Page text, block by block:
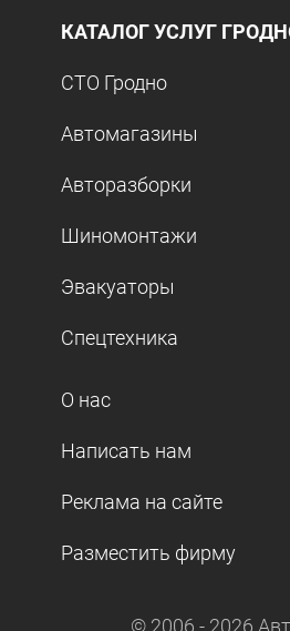
КАТАЛОГ УСЛУГ
СТО Гродно
Автомагазины
Авторазборки
Шиномонтажи
Эвакуаторы
Спецтехника
О нас
Написать нам
Реклама на сайте
Разместить фирму
© 2006 - 2026